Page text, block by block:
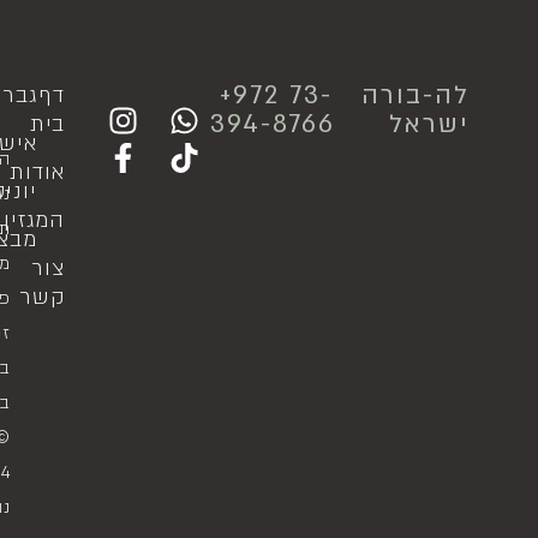
לה-בורה
ישראל
⁦+972 73-
394-8766
דף
בית
אודות
המגזין
צור
קשר
גבר